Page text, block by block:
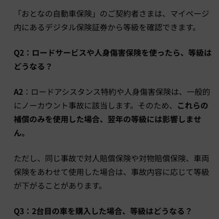
「おとなの自動車保険」のご契約者さまは、マイページ
内にあるデジタル保険証券から等級を確認できます。
Q2：ロードサービスや人身傷害保険を使ったら、等級は
どうなる？
A2 ：ロードアシスタンス特約や人身傷害保険は、一般的
にノーカウント事故に該当します。そのため、 これらの
補償のみを使用した場合、翌年の等級には影響しませ
ん。
ただし、同じ事故で対人賠償保険や対物賠償保険、車両
保険をあわせて使用した場合は、事故内容に応じて等級
が下がることがあります。
Q3：2台目の車を購入した場合、等級はどうなる？